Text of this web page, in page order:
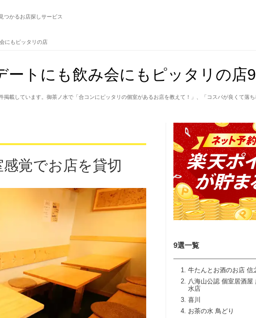
つかるお店探しサービス
にもピッタリの店
ートにも飲み会にもピッタリの店
載しています。御茶ノ水で「合コンにピッタリの個室があるお店を教えて！」、「コスパが良くて落
9選一覧
牛たんとお酒のお店 信
八海山公認 個室居酒屋
水店
喜川
お茶の水 鳥どり
覚でお店を貸切